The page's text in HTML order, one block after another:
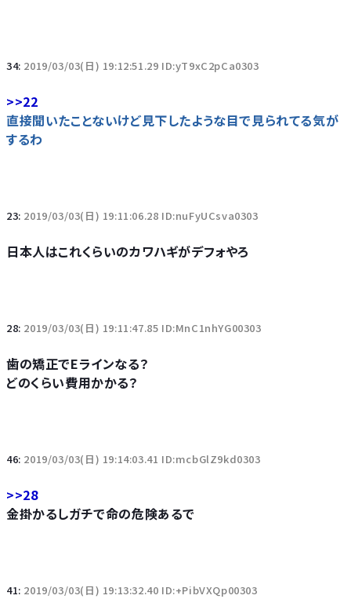
34: 2019/03/03(日) 19:12:51.29 ID:yT9xC2pCa0303
>>22
直接聞いたことないけど見下したような目で見られてる気が
するわ
23: 2019/03/03(日) 19:11:06.28 ID:nuFyUCsva0303
日本人はこれくらいのカワハギがデフォやろ
28: 2019/03/03(日) 19:11:47.85 ID:MnC1nhYG00303
歯の矯正でEラインなる？
どのくらい費用かかる？
46: 2019/03/03(日) 19:14:03.41 ID:mcbGlZ9kd0303
>>28
金掛かるしガチで命の危険あるで
41: 2019/03/03(日) 19:13:32.40 ID:+PibVXQp00303